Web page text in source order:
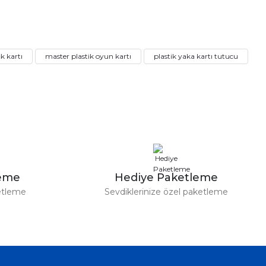
kartı master plastik oyun kartı
plastik yaka kartı tutucu
Hediye Paketleme
Sevdiklerinize özel paketleme